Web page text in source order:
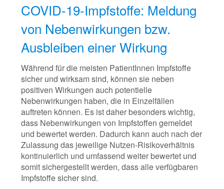
COVID-19-Impfstoffe: Meldung
von Nebenwirkungen bzw.
Ausbleiben einer Wirkung
Während für die meisten PatientInnen Impfstoffe
sicher und wirksam sind, können sie neben
positiven Wirkungen auch potentielle
Nebenwirkungen haben, die in Einzelfällen
auftreten können. Es ist daher besonders wichtig,
dass Nebenwirkungen von Impfstoffen gemeldet
und bewertet werden. Dadurch kann auch nach der
Zulassung das jeweilige Nutzen-Risikoverhältnis
kontinuierlich und umfassend weiter bewertet und
somit sichergestellt werden, dass alle verfügbaren
Impfstoffe sicher sind.